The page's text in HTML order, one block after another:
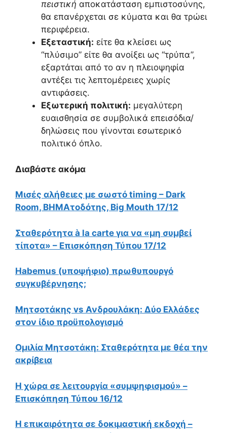
πειστική αποκατάσταση εμπιστοσύνης,
θα επανέρχεται σε κύματα και θα τρώει
περιφέρεια.
Εξεταστική: είτε θα κλείσει ως
“πλύσιμο” είτε θα ανοίξει ως “τρύπα”,
εξαρτάται από το αν η πλειοψηφία
αντέξει τις λεπτομέρειες χωρίς
αντιφάσεις.
Εξωτερική πολιτική: μεγαλύτερη
ευαισθησία σε συμβολικά επεισόδια/
δηλώσεις που γίνονται εσωτερικό
πολιτικό όπλο.
Διαβάστε ακόμα
Μισές αλήθειες με σωστό timing – Dark
Room, ΒΗΜΑτοδότης, Big Mouth 17/12
Σταθερότητα à la carte για να «μη συμβεί
τίποτα» – Επισκόπηση Τύπου 17/12
Habemus (υποψήφιο) πρωθυπουργό
συγκυβέρνησης;
Μητσοτάκης vs Ανδρουλάκη: Δύο Ελλάδες
στον ίδιο προϋπολογισμό
Ομιλία Μητσοτάκη: Σταθερότητα με θέα την
ακρίβεια
Η χώρα σε λειτουργία «συμψηφισμού» –
Επισκόπηση Τύπου 16/12
Η επικαιρότητα σε δοκιμαστική εκδοχή –